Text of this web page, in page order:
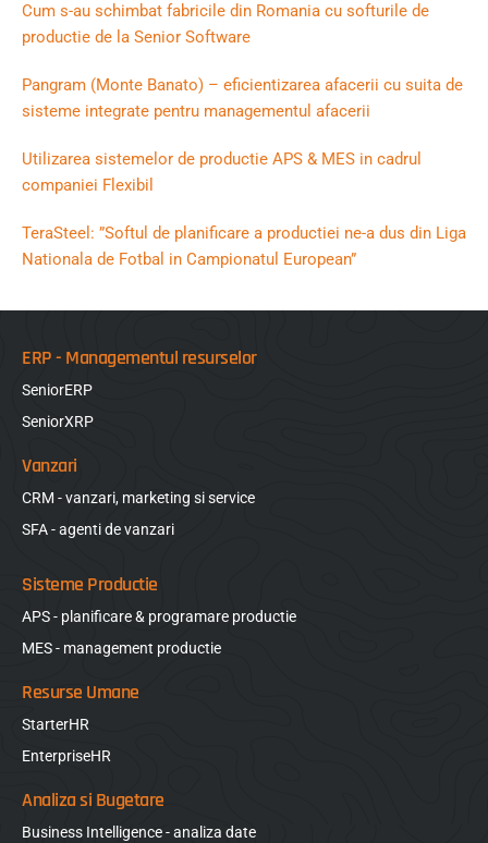
Cum s-au schimbat fabricile din Romania cu softurile de
productie de la Senior Software
Pangram (Monte Banato) – eficientizarea afacerii cu suita de
sisteme integrate pentru managementul afacerii
Utilizarea sistemelor de productie APS & MES in cadrul
companiei Flexibil
TeraSteel: ”Softul de planificare a productiei ne-a dus din Liga
Nationala de Fotbal in Campionatul European”
ERP - Managementul resurselor
SeniorERP
SeniorXRP
Vanzari
CRM - vanzari, marketing si service
SFA - agenti de vanzari
Sisteme Productie
APS - planificare & programare productie
MES - management productie
Resurse Umane
StarterHR
EnterpriseHR
Analiza si Bugetare
Business Intelligence - analiza date